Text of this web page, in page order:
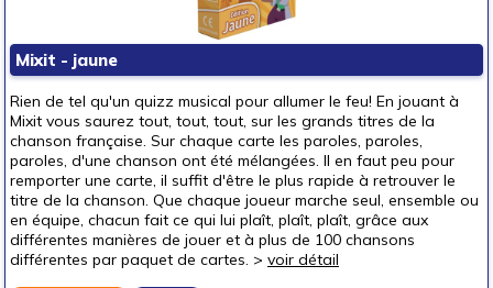
Mixit - jaune
Rien de tel qu'un quizz musical pour allumer le feu! En jouant à
Mixit vous saurez tout, tout, tout, sur les grands titres de la
chanson française. Sur chaque carte les paroles, paroles,
paroles, d'une chanson ont été mélangées. Il en faut peu pour
remporter une carte, il suffit d'être le plus rapide à retrouver le
titre de la chanson. Que chaque joueur marche seul, ensemble ou
en équipe, chacun fait ce qui lui plaît, plaît, plaît, grâce aux
différentes manières de jouer et à plus de 100 chansons
différentes par paquet de cartes. > voir détail